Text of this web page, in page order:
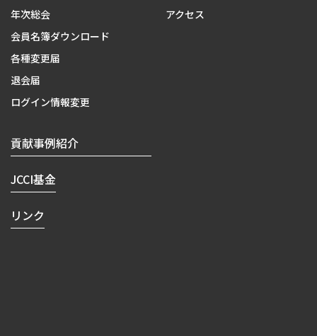
年次総会
会員名簿ダウンロード
各種変更届
退会届
ログイン情報変更
アクセス
貢献事例紹介
JCCI基金
リンク